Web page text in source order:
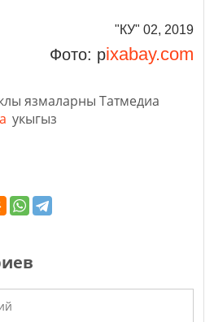
"КУ" 02, 2019
Фото: pixabay.com
язмаларны Татмедиа
укыгыз